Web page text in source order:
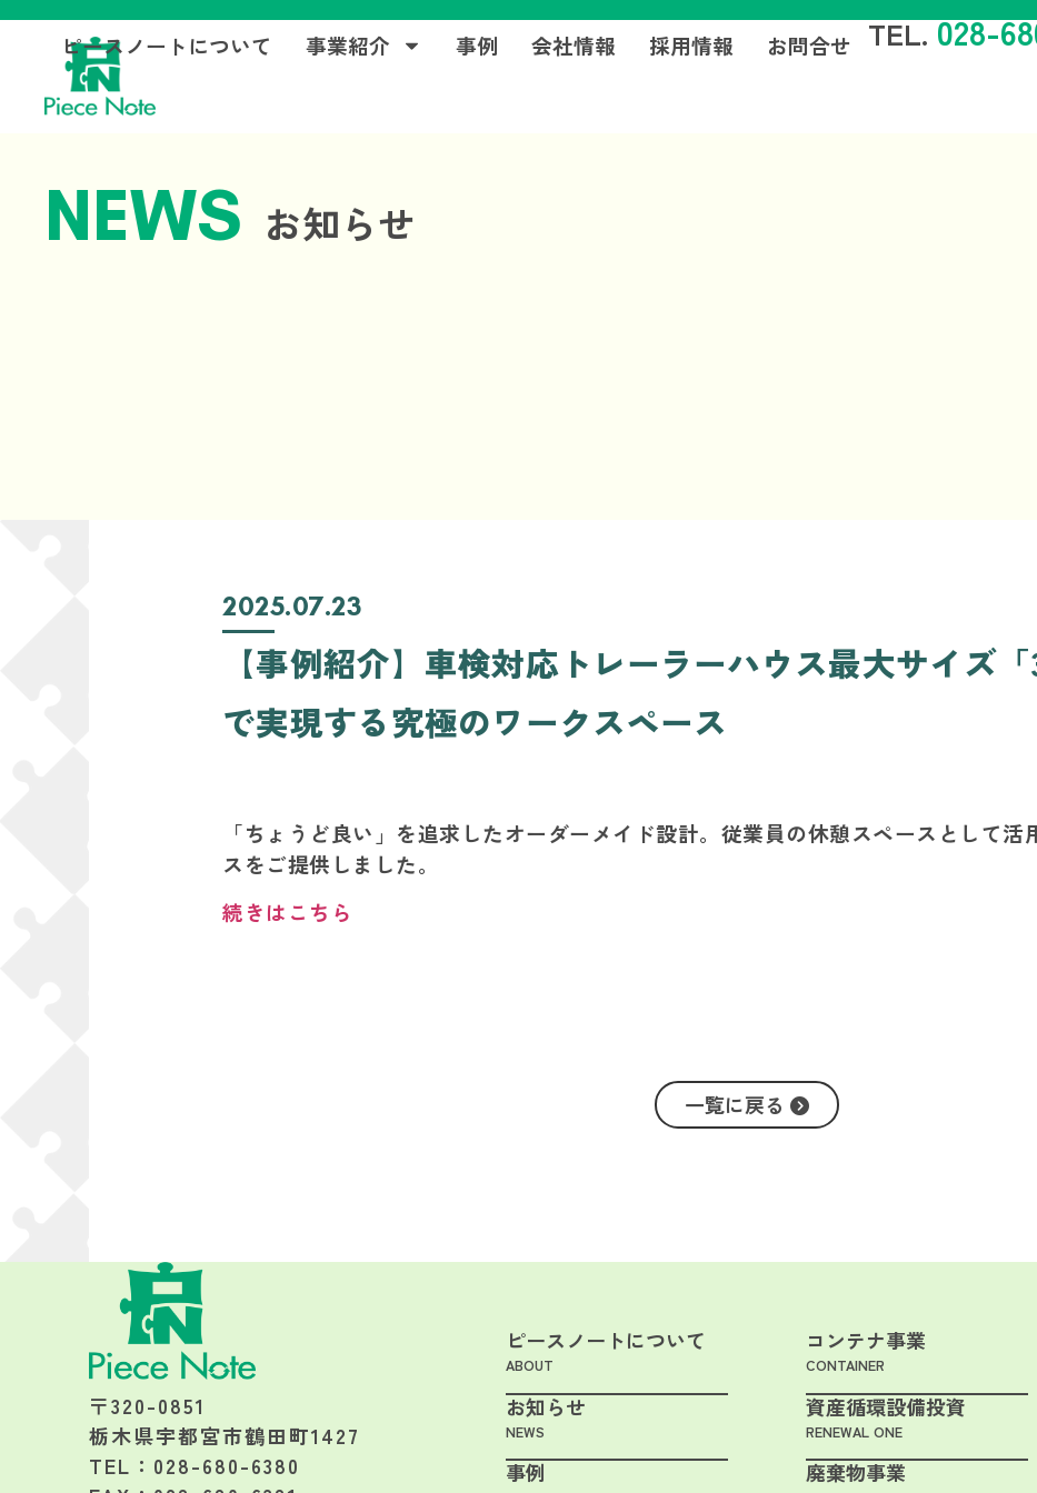
ピースノートについて 事業紹介 事例 会社情報 採用情報 お問合せ TEL.028-
NEWS お知らせ
2025.07.23
【事例紹介】車検対応トレーラーハウス最大サイズ「
で実現する究極のワークスペース
「ちょうど良い」を追求したオーダーメイド設計。従業員の休憩スペースとして活
スをご提供しました。
続きはこちら
一覧に戻る
〒320-0851
栃木県宇都宮市鶴田町1427
TEL：028-680-6380
ピースノートについて
ABOUT
お知らせ
NEWS
事例
コンテナ事業
CONTAINER
資産循環設備投資
RENEWAL ONE
廃棄物事業